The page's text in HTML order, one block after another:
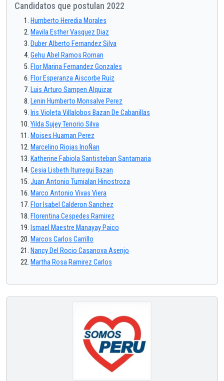
Candidatos que postulan 2022
Humberto Heredia Morales
Mavila Esther Vasquez Diaz
Duber Alberto Fernandez Silva
Gehu Abel Ramos Roman
Flor Marina Fernandez Gonzales
Flor Esperanza Aiscorbe Ruiz
Luis Arturo Sampen Alquizar
Lenin Humberto Monsalve Perez
Iris Violeta Villalobos Bazan De Cabanillas
Yilda Sujey Tenorio Silva
Moises Huaman Perez
Marcelino Riojas InoÑan
Katherine Fabiola Santisteban Santamaria
Cesia Lisbeth Iturregui Bazan
Juan Antonio Tumialan Hinostroza
Marco Antonio Vivas Viera
Flor Isabel Calderon Sanchez
Florentina Cespedes Ramirez
Ismael Maestre Manayay Paico
Marcos Carlos Carrillo
Nancy Del Rocio Casanova Asenjo
Martha Rosa Ramirez Carlos